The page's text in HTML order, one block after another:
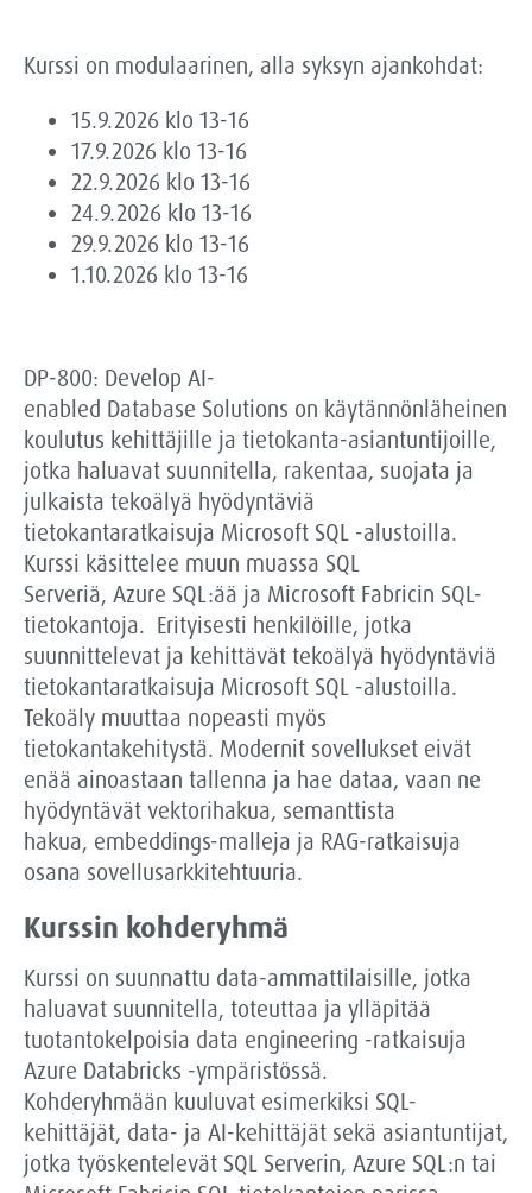
Kurssi on modulaarinen, alla syksyn ajankohdat:
15.9.2026 klo 13-16
17.9.2026 klo 13-16
22.9.2026 klo 13-16
24.9.2026 klo 13-16
29.9.2026 klo 13-16
1.10.2026 klo 13-16
DP-800: Develop AI-
enabled Database Solutions on käytännönläheinen
koulutus kehittäjille ja tietokanta-asiantuntijoille,
jotka haluavat suunnitella, rakentaa, suojata ja
julkaista tekoälyä hyödyntäviä
tietokantaratkaisuja Microsoft SQL -alustoilla.
Kurssi käsittelee muun muassa SQL
Serveriä, Azure SQL:ää ja Microsoft Fabricin SQL-
tietokantoja. Erityisesti henkilöille, jotka
suunnittelevat ja kehittävät tekoälyä hyödyntäviä
tietokantaratkaisuja Microsoft SQL -alustoilla.
Tekoäly muuttaa nopeasti myös
tietokantakehitystä. Modernit sovellukset eivät
enää ainoastaan tallenna ja hae dataa, vaan ne
hyödyntävät vektorihakua, semanttista
hakua, embeddings-malleja ja RAG-ratkaisuja
osana sovellusarkkitehtuuria.
Kurssin kohderyhmä
Kurssi on suunnattu data-ammattilaisille, jotka
haluavat suunnitella, toteuttaa ja ylläpitää
tuotantokelpoisia data engineering -ratkaisuja
Azure Databricks -ympäristössä.
Kohderyhmään kuuluvat esimerkiksi SQL-
kehittäjät, data- ja AI-kehittäjät sekä asiantuntijat,
jotka työskentelevät SQL Serverin, Azure SQL:n tai